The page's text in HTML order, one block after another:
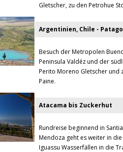
Gletscher, zu den Petrohue
Argentinien, Chile -
Besuch der Metropolen
Peninsula Valdéz und der
Perito Moreno Gletscher
Paine.
Atacama bis Zuckerhut
Rundreise beginnend in
Mendoza geht es weiter in
Iguassu Wasserfällen in die